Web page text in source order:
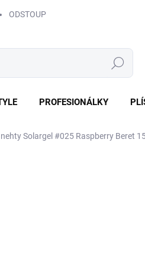
ODSTOUPENÍ OD SMLOUVY
Hledat
PROFESIONÁLKY
Solargel #025 Raspberry Beret